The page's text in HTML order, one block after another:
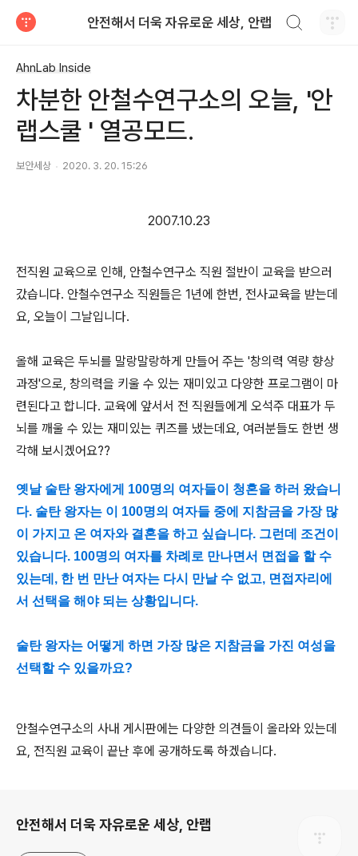
안전해서 더욱 자유로운 세상, 안랩
AhnLab Inside
차분한 안철수연구소의 오늘, '안
랩스쿨 ' 열공모드.
보안세상 2020. 3. 20. 15:26
2007.10.23
전직원 교육으로 인해, 안철수연구소 직원 절반이 교육을 받으러
갔습니다. 안철수연구소 직원들은 1년에 한번, 전사교육을 받는데
요, 오늘이 그날입니다.
올해 교육은 두뇌를 말랑말랑하게 만들어 주는 '창의력 역량 향상
과정'으로, 창의력을 키울 수 있는 재미있고 다양한 프로그램이 마
련된다고 합니다. 교육에 앞서서 전 직원들에게 오석주 대표가 두
뇌를 깨울 수 있는 재미있는 퀴즈를 냈는데요, 여러분들도 한번 생
각해 보시겠어요??
옛날 술탄 왕자에게 100명의 여자들이 청혼을 하러 왔습니
다. 술탄 왕자는 이 100명의 여자들 중에 지참금을 가장 많
이 가지고 온 여자와 결혼을 하고 싶습니다. 그런데 조건이
있습니다. 100명의 여자를 차례로 만나면서 면접을 할 수
있는데, 한 번 만난 여자는 다시 만날 수 없고, 면접자리에
서 선택을 해야 되는 상황입니다.
술탄 왕자는 어떻게 하면 가장 많은 지참금을 가진 여성을
선택할 수 있을까요?
안철수연구소의 사내 게시판에는 다양한 의견들이 올라와 있는데
요, 전직원 교육이 끝난 후에 공개하도록 하겠습니다.
안전해서 더욱 자유로운 세상, 안랩